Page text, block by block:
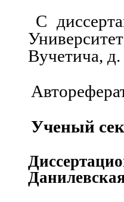
С
Вучетича, д.
Ученый